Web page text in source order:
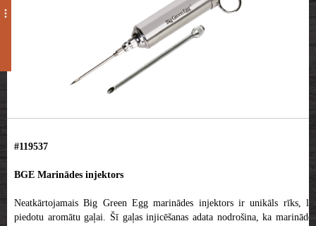
#119537
BGE Marinādes injektors
Neatkārtojamais Big Green Egg marinādes injektors ir unikāls rīks, lai
piedotu aromātu gaļai. Šī gaļas injicēšanas adata nodrošina, ka marinādes